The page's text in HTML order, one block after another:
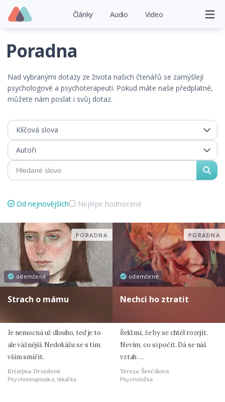
Články Audio Video
Poradna
Nad vybranými dotazy ze života našich čtenářů se zamýšlejí
psychologové a psychoterapeuti. Pokud máte naše předplatné,
můžete nám poslat i svůj dotaz.
Klíčová slova
Autoři
Od nejnovějších Nejlépe hodnocené
odemčené
PORADNA
Strach o mámu
Je nemocná už dlouho, teď je to
ale vážnější. Nedokážu se s tím
vším smířit.
Kristýna Drozdová
Psychoterapeutka, lékařka
odemčené
PORADNA
Nechci ho ztratit
Řekl mi, že by se chtěl rozejít.
Nevím, co si počít. Dá se náš
vztah …
Tereza Ševčíková
Psycholožka